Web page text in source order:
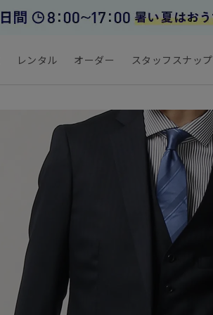
レンタル オーダー スタッフスナップ